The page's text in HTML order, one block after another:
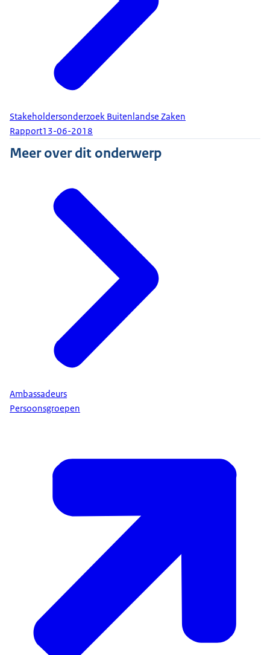
Stakeholdersonderzoek Buitenlandse Zaken
Rapport13-06-2018
Meer over dit onderwerp
Ambassadeurs
Persoonsgroepen